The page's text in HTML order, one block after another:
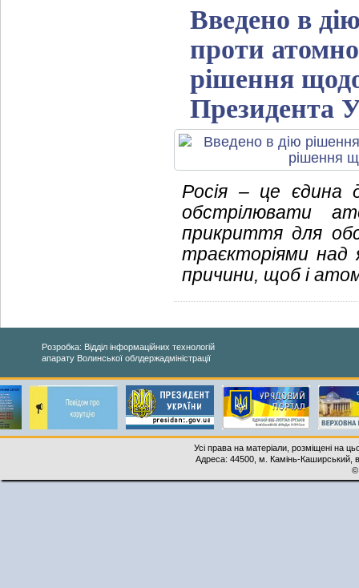
Введено в
проти
рішення щодо
Президента
Росія – це єдина
обстрілювати
прикриття для
траєкторіями над
причини, щоб і
Розробка: Відділ інформаційних технологій
апарату Волинської облдержадміністрації
Усі права на матеріали, розміщені на
Адреса: 44500, м. Камінь-Каширський,
©